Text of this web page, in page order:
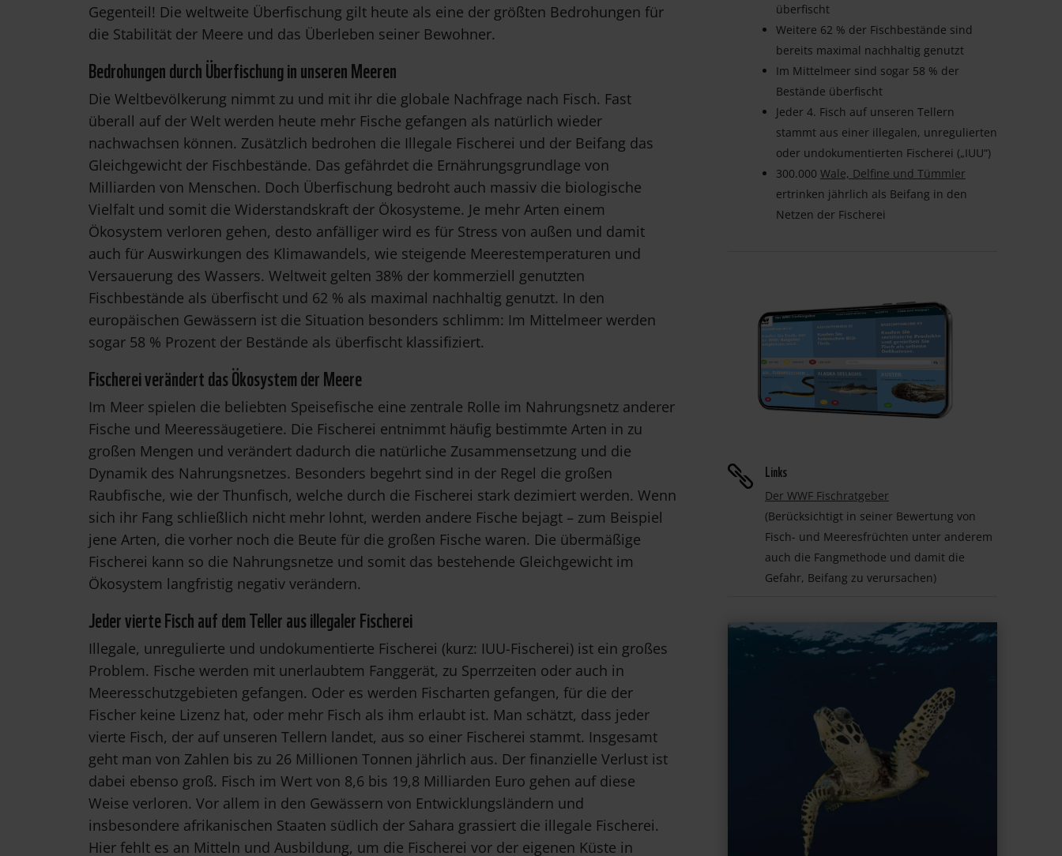
Gegenteil! Die weltweite Überfischung gilt heute als eine der größten Bedrohungen für
die Stabilität der Meere und das Überleben seiner Bewohner.
Bedrohungen durch Überfischung in unseren Meeren
Die Weltbevölkerung nimmt zu und mit ihr die globale Nachfrage nach Fisch. Fast
überall auf der Welt werden heute mehr Fische gefangen als natürlich wieder
nachwachsen können. Zusätzlich bedrohen die Illegale Fischerei und der Beifang das
Gleichgewicht der Fischbestände. Das gefährdet die Ernährungsgrundlage von
Milliarden von Menschen. Doch Überfischung bedroht auch massiv die biologische
Vielfalt und somit die Widerstandskraft der Ökosysteme. Je mehr Arten einem
Ökosystem verloren gehen, desto anfälliger wird es für Stress von außen und damit
auch für Auswirkungen des Klimawandels, wie steigende Meerestemperaturen und
Versauerung des Wassers. Weltweit gelten 38% der kommerziell genutzten
Fischbestände als überfischt und 62 % als maximal nachhaltig genutzt. In den
europäischen Gewässern ist die Situation besonders schlimm: Im Mittelmeer werden
sogar 58 % Prozent der Bestände als überfischt klassifiziert.
Fischerei verändert das Ökosystem der Meere
Im Meer spielen die beliebten Speisefische eine zentrale Rolle im Nahrungsnetz anderer
Fische und Meeressäugetiere. Die Fischerei entnimmt häufig bestimmte Arten in zu
großen Mengen und verändert dadurch die natürliche Zusammensetzung und die
Dynamik des Nahrungsnetzes. Besonders begehrt sind in der Regel die großen
Raubfische, wie der Thunfisch, welche durch die Fischerei stark dezimiert werden. Wenn
sich ihr Fang schließlich nicht mehr lohnt, werden andere Fische bejagt – zum Beispiel
jene Arten, die vorher noch die Beute für die großen Fische waren. Die übermäßige
Fischerei kann so die Nahrungsnetze und somit das bestehende Gleichgewicht im
Ökosystem langfristig negativ verändern.
Jeder vierte Fisch auf dem Teller aus illegaler Fischerei
Illegale, unregulierte und undokumentierte Fischerei (kurz: IUU-Fischerei) ist ein großes
Problem. Fische werden mit unerlaubtem Fanggerät, zu Sperrzeiten oder auch in
Meeresschutzgebieten gefangen. Oder es werden Fischarten gefangen, für die der
Fischer keine Lizenz hat, oder mehr Fisch als ihm erlaubt ist. Man schätzt, dass jeder
vierte Fisch, der auf unseren Tellern landet, aus so einer Fischerei stammt. Insgesamt
geht man von Zahlen bis zu 26 Millionen Tonnen jährlich aus. Der finanzielle Verlust ist
dabei ebenso groß. Fisch im Wert von 8,6 bis 19,8 Milliarden Euro gehen auf diese
Weise verloren. Vor allem in den Gewässern von Entwicklungsländern und
insbesondere afrikanischen Staaten südlich der Sahara grassiert die illegale Fischerei.
Hier fehlt es an Mitteln und Ausbildung, um die Fischerei vor der eigenen Küste in
überfischt
Weitere 62 % der Fischbestände sind
bereits maximal nachhaltig genutzt
Im Mittelmeer sind sogar 58 % der
Bestände überfischt
Jeder 4. Fisch auf unseren Tellern
stammt aus einer illegalen, unregulierten
oder undokumentierten Fischerei („IUU“)
300.000 Wale, Delfine und Tümmler
ertrinken jährlich als Beifang in den
Netzen der Fischerei
 Links
Der WWF Fischratgeber
(Berücksichtigt in seiner Bewertung von
Fisch- und Meeresfrüchten unter anderem
auch die Fangmethode und damit die
Gefahr, Beifang zu verursachen)